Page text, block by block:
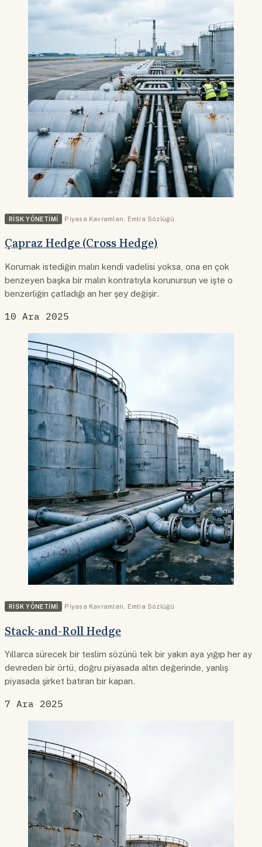
RISK YÖNETIMI Piyasa Kavramları Emtia Sözlüğü
Çapraz Hedge (Cross Hedge)
Korumak istediğin malın kendi vadelisi yoksa, ona en çok
benzeyen başka bir malın kontratıyla korunursun ve işte o
benzerliğin çatladığı an her şey değişir.
10 Ara 2025
RISK YÖNETIMI Piyasa Kavramları Emtia Sözlüğü
Stack-and-Roll Hedge
Yıllarca sürecek bir teslim sözünü tek bir yakın aya yığıp her ay
devreden bir örtü, doğru piyasada altın değerinde, yanlış
piyasada şirket batıran bir kapan.
7 Ara 2025